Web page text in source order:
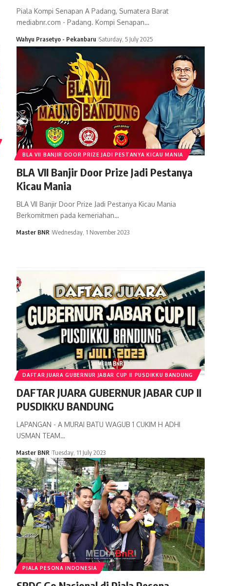
Piala Kompi Senapan A Padang, Sumatera Barat
mediabnr.com - Padang. Kompi Senapan…
Wahyu Prasetyo - Pekanbaru Saturday, 5 July 2025
BLA VII BANJIR DOOR PRIZE JADI PESTANYA KICAU MANIA
BLA VII Banjir Door Prize Jadi Pestanya
Kicau Mania
BLA VII Banjir Door Prize Jadi Pestanya Kicau Mania
Berkomitmen pada kemeriahan…
Master BNR Wednesday, 1 November 2023
DAFTAR JUARA GUBERNUR JABAR CUP II PUSDIKKU BANDUNG
DAFTAR JUARA GUBERNUR JABAR CUP II
PUSDIKKU BANDUNG
LAPANGAN - A MURAI BATU WAGUB 1 CUKIM H ADHI
USMAN TEAM…
Master BNR Tuesday, 11 July 2023
PIALA PESONA INDONESIA